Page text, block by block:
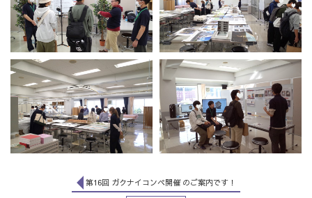
第16回 ガクナイコンペ開催 のご案内です！